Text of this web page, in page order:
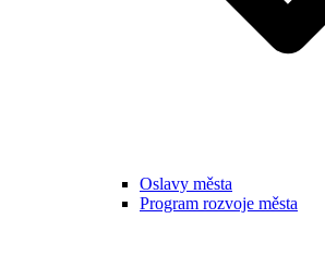
Oslavy města
Program rozvoje města